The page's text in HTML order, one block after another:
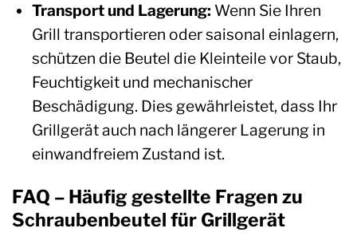
Transport und Lagerung: Wenn Sie Ihren
Grill transportieren oder saisonal einlagern,
schützen die Beutel die Kleinteile vor Staub,
Feuchtigkeit und mechanischer
Beschädigung. Dies gewährleistet, dass Ihr
Grillgerät auch nach längerer Lagerung in
einwandfreiem Zustand ist.
FAQ – Häufig gestellte Fragen zu
Schraubenbeutel für Grillgerät